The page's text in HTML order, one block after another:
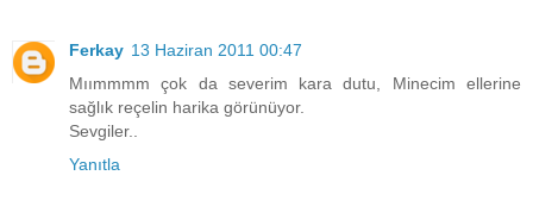
Ferkay 13 Haziran 2011 00:47
Mıımmmm çok da severim kara dutu, Minecim ellerine
sağlık reçelin harika görünüyor.
Sevgiler..
Yanıtla